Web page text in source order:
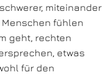
miteinander
fühlen
geht, rechten
etwas
für den